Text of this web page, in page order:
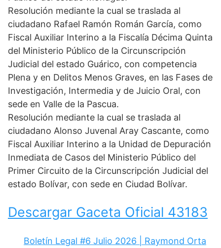
Resolución mediante la cual se traslada al
ciudadano Rafael Ramón Román García, como
Fiscal Auxiliar Interino a la Fiscalía Décima Quinta
del Ministerio Público de la Circunscripción
Judicial del estado Guárico, con competencia
Plena y en Delitos Menos Graves, en las Fases de
Investigación, Intermedia y de Juicio Oral, con
sede en Valle de la Pascua.
Resolución mediante la cual se traslada al
ciudadano Alonso Juvenal Aray Cascante, como
Fiscal Auxiliar Interino a la Unidad de Depuración
Inmediata de Casos del Ministerio Público del
Primer Circuito de la Circunscripción Judicial del
estado Bolívar, con sede en Ciudad Bolívar.
Descargar Gaceta Oficial 43183
Boletín Legal #6 Julio 2026 | Raymond Orta